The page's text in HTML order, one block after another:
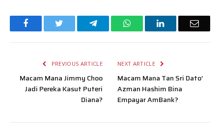
Facebook TelegramWhatsAppLinkedIn Email
PREVIOUS ARTICLE
Macam Mana Jimmy Choo
Jadi Pereka Kasut Puteri
Diana?
NEXT ARTICLE
Macam Mana Tan Sri Dato’
Azman Hashim Bina
Empayar AmBank?